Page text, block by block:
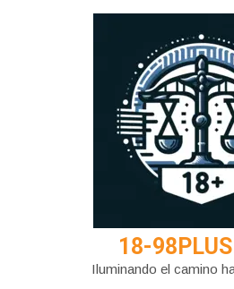
18-
Iluminando el camino